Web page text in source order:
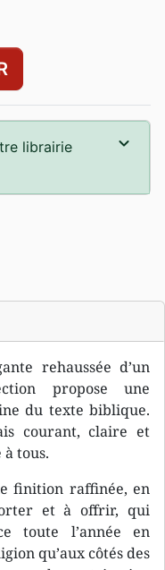
rehaussée d’un
propose une
du texte biblique.
courant, claire et
tous.
finition raffinée, en
et à offrir, qui
toute l’année en
qu’aux côtés des
librairie